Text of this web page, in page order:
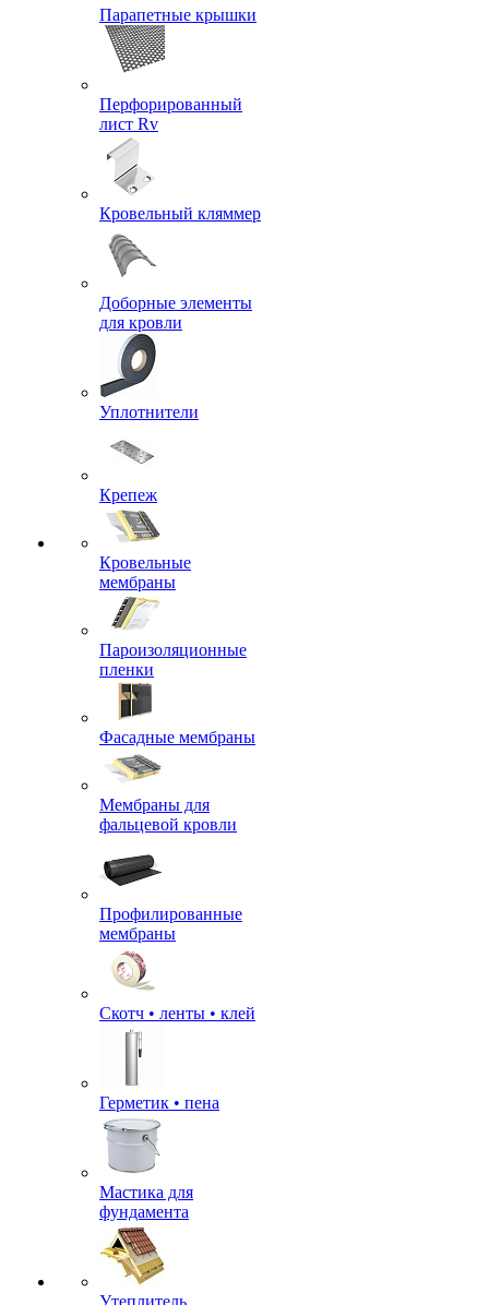
Парапетные крышки
Перфорированный
лист Rv
Кровельный кляммер
Доборные элементы
для кровли
Уплотнители
Крепеж
Кровельные
мембраны
Пароизоляционные
пленки
Фасадные мембраны
Мембраны для
фальцевой кровли
Профилированные
мембраны
Скотч • ленты • клей
Герметик • пена
Мастика для
фундамента
Утеплитель